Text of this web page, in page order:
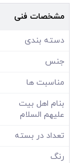
مشخصات فنی
دسته بندی
جنس
مناسبت ها
بنام اهل بیت
علیهم السلام
تعداد در بسته
رنگ